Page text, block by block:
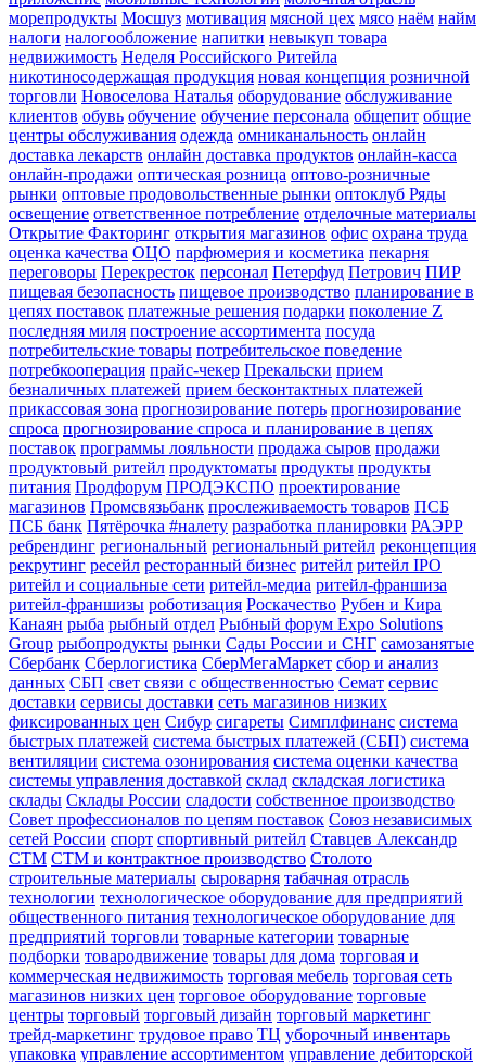
морепродукты Мосшуз мотивация мясной цех мясо наём найм
налоги налогообложение напитки невыкуп товара
недвижимость Неделя Российского Ритейла
никотиносодержащая продукция новая концепция розничной
торговли Новоселова Наталья оборудование обслуживание
клиентов обувь обучение обучение персонала общепит общие
центры обслуживания одежда омниканальность онлайн
доставка лекарств онлайн доставка продуктов онлайн-касса
онлайн-продажи оптическая розница оптово-розничные
рынки оптовые продовольственные рынки оптоклуб Ряды
освещение ответственное потребление отделочные материалы
Открытие Факторинг открытия магазинов офис охрана труда
оценка качества ОЦО парфюмерия и косметика пекарня
переговоры Перекресток персонал Петерфуд Петрович ПИР
пищевая безопасность пищевое производство планирование в
цепях поставок платежные решения подарки поколение Z
последняя миля построение ассортимента посуда
потребительские товары потребительское поведение
потребкооперация прайс-чекер Прекальски прием
безналичных платежей прием бесконтактных платежей
прикассовая зона прогнозирование потерь прогнозирование
спроса прогнозирование спроса и планирование в цепях
поставок программы лояльности продажа сыров продажи
продуктовый ритейл продуктоматы продукты продукты
питания Продфорум ПРОДЭКСПО проектирование
магазинов Промсвязьбанк прослеживаемость товаров ПСБ
ПСБ банк Пятёрочка #налету разработка планировки РАЭРР
ребрендинг региональный региональный ритейл реконцепция
рекрутинг ресейл ресторанный бизнес ритейл ритейл IPO
ритейл и социальные сети ритейл-медиа ритейл-франшиза
ритейл-франшизы роботизация Роскачество Рубен и Кира
Канаян рыба рыбный отдел Рыбный форум Expo Solutions
Group рыбопродукты рынки Сады России и СНГ самозанятые
Сбербанк Сберлогистика СберМегаМаркет сбор и анализ
данных СБП свет связи с общественностью Семат сервис
доставки сервисы доставки сеть магазинов низких
фиксированных цен Сибур сигареты Симплфинанс система
быстрых платежей система быстрых платежей (СБП) система
вентиляции система озонирования система оценки качества
системы управления доставкой склад складская логистика
склады Склады России сладости собственное производство
Совет профессионалов по цепям поставок Союз независимых
сетей России спорт спортивный ритейл Ставцев Александр
СТМ СТМ и контрактное производство Столото
строительные материалы сыроварня табачная отрасль
технологии технологическое оборудование для предприятий
общественного питания технологическое оборудование для
предприятий торговли товарные категории товарные
подборки товародвижение товары для дома торговая и
коммерческая недвижимость торговая мебель торговая сеть
магазинов низких цен торговое оборудование торговые
центры торговый торговый дизайн торговый маркетинг
трейд-маркетинг трудовое право ТЦ уборочный инвентарь
упаковка управление ассортиментом управление дебиторской